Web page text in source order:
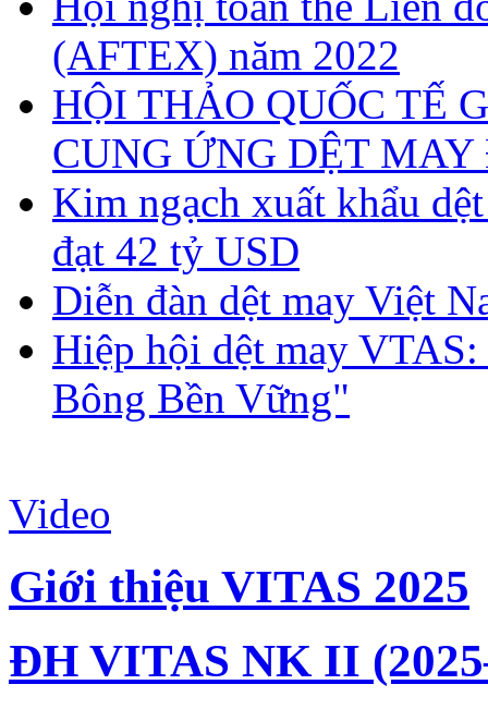
(AFTEX) năm 2022
HỘI THẢO QUỐC TẾ
CUNG ỨNG DỆT
Kim ngạch xuất khẩu
đạt 42 tỷ USD
Diễn đàn dệt may Việt
Hiệp hội dệt may
Bông Bền Vững"
Video
Giới thiệu VITAS 2025
ĐH VITAS NK II